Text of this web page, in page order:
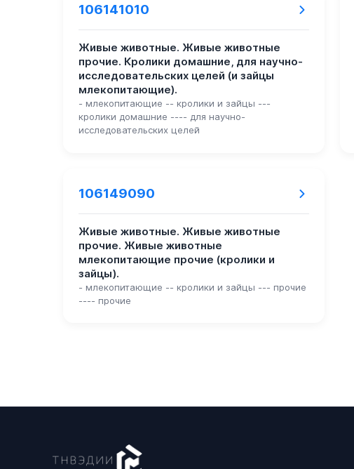
106141010
Живые животные. Живые животные
прочие. Кролики домашние, для научно-
исследовательских целей (и зайцы
млекопитающие).
- млекопитающие -- кролики и зайцы ---
кролики домашние ---- для научно-
исследовательских целей
106149090
Живые животные. Живые животные
прочие. Живые животные
млекопитающие прочие (кролики и
зайцы).
- млекопитающие -- кролики и зайцы --- прочие
---- прочие